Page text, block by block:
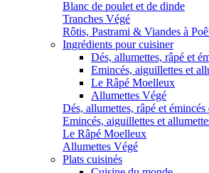
Blanc de poulet et de dinde
Tranches Végé
Rôtis, Pastrami & Viandes à
Ingrédients pour cuisiner
Dés, allumettes, râpé et
Emincés, aiguillettes et
Le Râpé Moelleux
Allumettes Végé
Dés, allumettes, râpé et émincés
Emincés, aiguillettes et
Le Râpé Moelleux
Allumettes Végé
Plats cuisinés